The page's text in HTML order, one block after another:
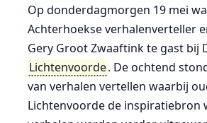
Op donderdagmorgen 19 mei
Achterhoekse verhalenverteller
Gery Groot Zwaaftink te gast bij
Lichtenvoorde. De ochtend
van verhalen vertellen waarbij
Lichtenvoorde de inspiratiebron